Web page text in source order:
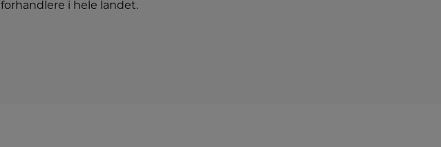
forhandlere i hele landet.